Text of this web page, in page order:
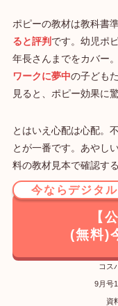
ポピーの教材は教科書準
ると評判 です。幼児ポ
年長さんまでをカバー
ワークに夢中の子ども
見ると、ポピー効果に
とはいえ心配は心配。
とが一番です。あやし
料の教材見本で確認す
今ならデジタ
【
(無料)
コス
9月号
資